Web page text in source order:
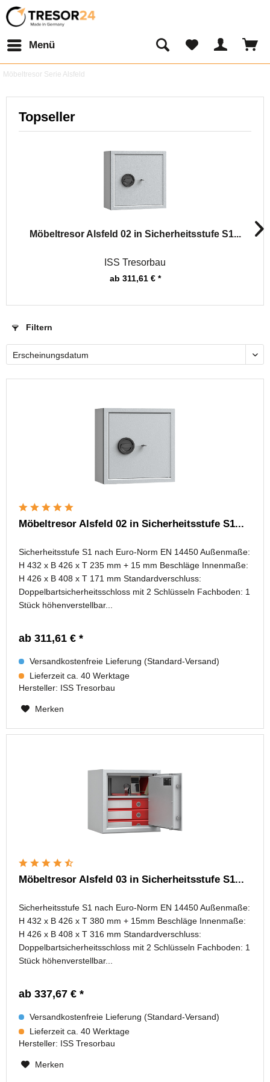
Menü
Möbeltresor Serie Alsfeld
Topseller
Möbeltresor Alsfeld 02 in Sicherheitsstufe S1...
ISS Tresorbau
ab 311,61 € *
Filtern
Möbeltresor Alsfeld 02 in Sicherheitsstufe S1...
Sicherheitsstufe S1 nach Euro-Norm EN 14450 Außenmaße:
H 432 x B 426 x T 235 mm + 15 mm Beschläge Innenmaße:
H 426 x B 408 x T 171 mm Standardverschluss:
Doppelbartsicherheitsschloss mit 2 Schlüsseln Fachboden: 1
Stück höhenverstellbar...
ab 311,61 € *
Versandkostenfreie Lieferung (Standard-Versand)
Lieferzeit ca. 40 Werktage
Hersteller: ISS Tresorbau
Merken
Möbeltresor Alsfeld 03 in Sicherheitsstufe S1...
Sicherheitsstufe S1 nach Euro-Norm EN 14450 Außenmaße:
H 432 x B 426 x T 380 mm + 15mm Beschläge Innenmaße:
H 426 x B 408 x T 316 mm Standardverschluss:
Doppelbartsicherheitsschloss mit 2 Schlüsseln Fachboden: 1
Stück höhenverstellbar...
ab 337,67 € *
Versandkostenfreie Lieferung (Standard-Versand)
Lieferzeit ca. 40 Werktage
Hersteller: ISS Tresorbau
Merken